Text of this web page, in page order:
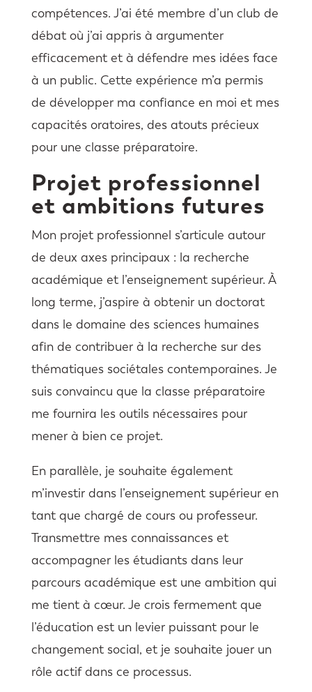
compétences. J’ai été membre d’un club de
débat où j’ai appris à argumenter
efficacement et à défendre mes idées face
à un public. Cette expérience m’a permis
de développer ma confiance en moi et mes
capacités oratoires, des atouts précieux
pour une classe préparatoire.
Projet professionnel
et ambitions futures
Mon projet professionnel s’articule autour
de deux axes principaux : la recherche
académique et l’enseignement supérieur. À
long terme, j’aspire à obtenir un doctorat
dans le domaine des sciences humaines
afin de contribuer à la recherche sur des
thématiques sociétales contemporaines. Je
suis convaincu que la classe préparatoire
me fournira les outils nécessaires pour
mener à bien ce projet.
En parallèle, je souhaite également
m’investir dans l’enseignement supérieur en
tant que chargé de cours ou professeur.
Transmettre mes connaissances et
accompagner les étudiants dans leur
parcours académique est une ambition qui
me tient à cœur. Je crois fermement que
l’éducation est un levier puissant pour le
changement social, et je souhaite jouer un
rôle actif dans ce processus.